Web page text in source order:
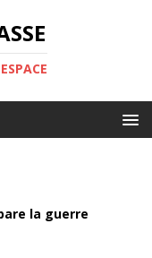
la guerre